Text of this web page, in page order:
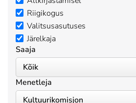
Riigikogus
Valitsusasutuses
Järelkaja
Saaja
Menetleja